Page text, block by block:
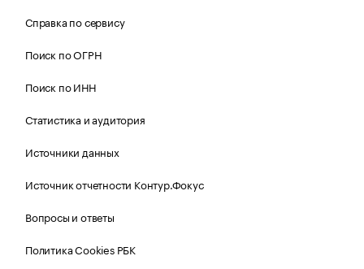
Справка по сервису
Поиск по ОГРН
Поиск по ИНН
Статистика и аудитория
Источники данных
Источник отчетности Контур.Фокус
Вопросы и ответы
Политика Cookies РБК